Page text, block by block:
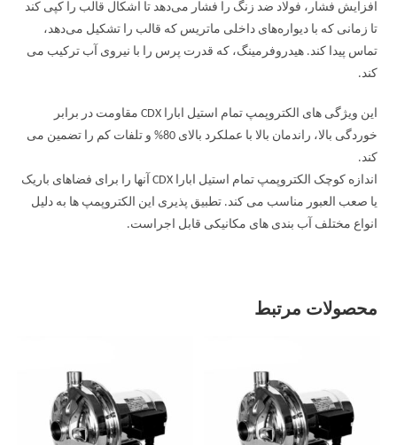
افزایش فشار، فولاد ضد زنگ را فشار می‌دهد تا اشکال قالب را کپی کند
تا زمانی که با دیواره‌های داخلی ماتریس که قالب را تشکیل می‌دهد،
تماس پیدا کند. هیدروفرمینگ، که قدرت پرس را با نیروی آب ترکیب می
کند.
این ویژگی های الکتروپمپ تمام استیل ابارا CDX مقاومت در برابر
خوردگی بالا، راندمان بالا با عملکرد بالای 80% و تلفات کم را تضمین می
کند.
اندازه کوچک الکتروپمپ تمام استیل ابارا CDX آنها را برای فضاهای باریک
یا صعب العبور مناسب می کند. تطبیق پذیری این الکتروپمپ ها به دلیل
انواع مختلف آب بندی های مکانیکی قابل اجراست.
محصولات مرتبط